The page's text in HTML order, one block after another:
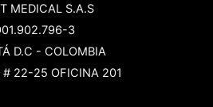
MEDICAL S.A.S
3
D.C - COLOMBIA
# 22-25 OFICINA 201